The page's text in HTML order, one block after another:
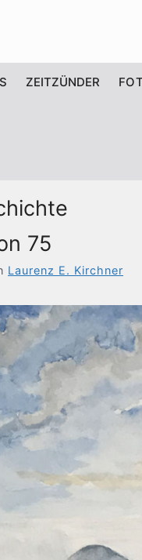
ZEITZÜNDER
75
Laurenz E. Kirchner